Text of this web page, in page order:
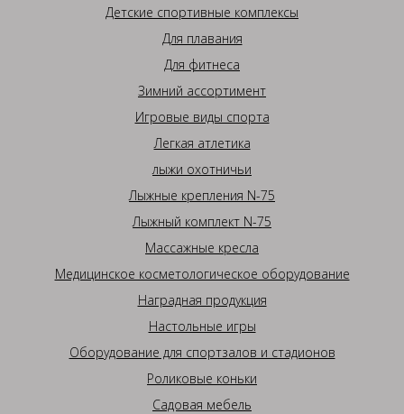
Детские спортивные комплексы
Для плавания
Для фитнеса
Зимний ассортимент
Игровые виды спорта
Легкая атлетика
лыжи охотничьи
Лыжные крепления N-75
Лыжный комплект N-75
Массажные кресла
Медицинское косметологическое оборудование
Наградная продукция
Настольные игры
Оборудование для спортзалов и стадионов
Роликовые коньки
Садовая мебель